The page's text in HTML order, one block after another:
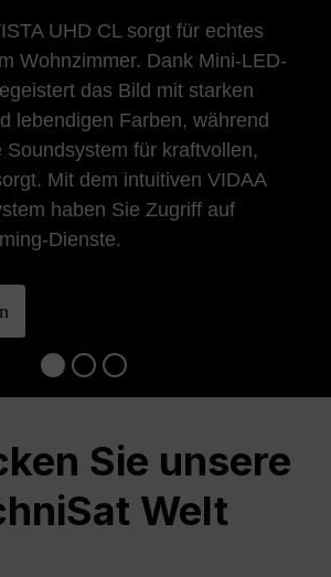
UHD CL sorgt für echtes
Wohnzimmer. Dank Mini-LED-
das Bild mit starken
lebendigen Farben, während
Soundsystem für kraftvollen,
Mit dem intuitiven VIDAA
haben Sie Zugriff auf
Dienste.
Sie unsere
Welt